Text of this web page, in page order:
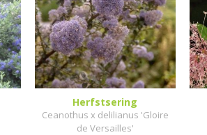
Herfstsering
Ceanothus x delilianus 'Gloire
de Versailles'